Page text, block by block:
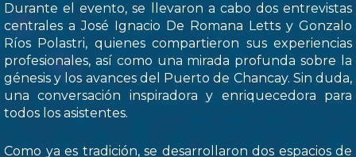
Durante el evento, se llevaron a cabo dos entrevistas
centrales a José Ignacio De Romana Letts y Gonzalo
Ríos Polastri, quienes compartieron sus experiencias
profesionales, así como una mirada profunda sobre la
génesis y los avances del Puerto de Chancay. Sin duda,
una conversación inspiradora y enriquecedora para
todos los asistentes.
Como ya es tradición, se desarrollaron dos espacios de